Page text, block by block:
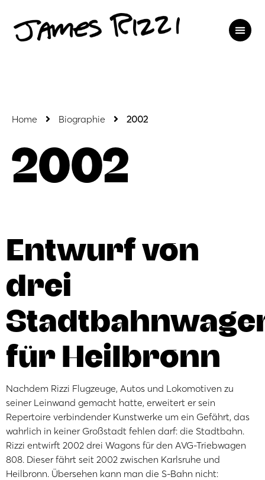
Home Biographie 2002
2002
Entwurf von
drei
für Heilbronn
Nachdem Rizzi Flugzeuge, Autos und Lokomotiven zu
seiner Leinwand gemacht hatte, erweitert er sein
Repertoire verbindender Kunstwerke um ein Gefährt, das
wahrlich in keiner Großstadt fehlen darf: die Stadtbahn.
Rizzi entwirft 2002 drei Wagons für den AVG-Triebwagen
808. Dieser fährt seit 2002 zwischen Karlsruhe und
Heilbronn. Übersehen kann man die S-Bahn nicht: